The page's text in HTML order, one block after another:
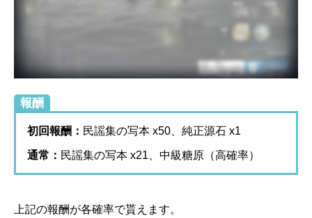
報酬
初回報酬： 民謡集の写本 x50、純正源石 x1
通常： 民謡集の写本 x21、中級糖原（高確率）
上記の報酬が各確率で貰えます。